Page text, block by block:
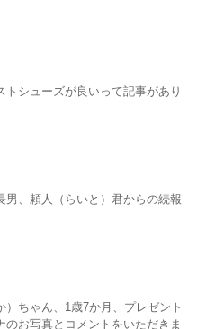
トシューズが良いって記事があり
男、頼人（らいと）君からの続報
）ちゃん、1歳7か月、プレゼント
のお写真とコメントをいただきま